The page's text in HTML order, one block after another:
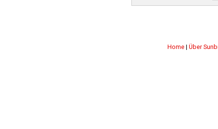
Home | Über